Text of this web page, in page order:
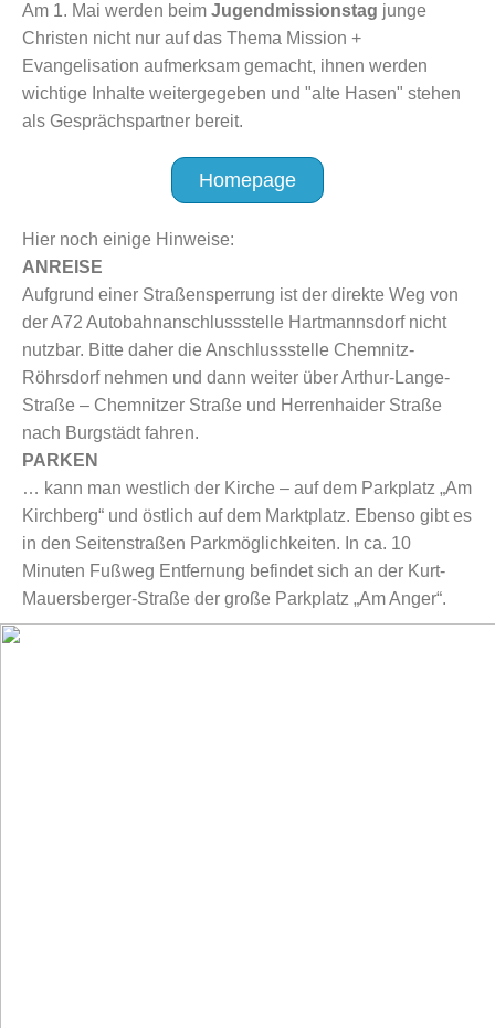
Am 1. Mai werden beim Jugendmissionstag junge
Christen nicht nur auf das Thema Mission +
Evangelisation aufmerksam gemacht, ihnen werden
wichtige Inhalte weitergegeben und "alte Hasen" stehen
als Gesprächspartner bereit.
Homepage
Hier noch einige Hinweise:
ANREISE
Aufgrund einer Straßensperrung ist der direkte Weg von
der A72 Autobahnanschlussstelle Hartmannsdorf nicht
nutzbar. Bitte daher die Anschlussstelle Chemnitz-
Röhrsdorf nehmen und dann weiter über Arthur-Lange-
Straße – Chemnitzer Straße und Herrenhaider Straße
nach Burgstädt fahren.
PARKEN
… kann man westlich der Kirche – auf dem Parkplatz „Am
Kirchberg“ und östlich auf dem Marktplatz. Ebenso gibt es
in den Seitenstraßen Parkmöglichkeiten. In ca. 10
Minuten Fußweg Entfernung befindet sich an der Kurt-
Mauersberger-Straße der große Parkplatz „Am Anger“.